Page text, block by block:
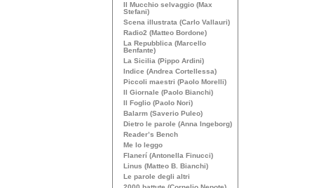
Il Mucchio selvaggio (Max
Stefani)
Scena illustrata (Carlo Vallauri)
Radio2 (Matteo Bordone)
La Repubblica (Marcello
Benfante)
La Sicilia (Pippo Ardini)
Indice (Andrea Cortellessa)
Piccoli maestri (Paolo Morelli)
Il Giornale (Paolo Bianchi)
Il Foglio (Paolo Nori)
Balarm (Saverio Puleo)
Dietro le parole (Anna Ingeborg)
Reader’s Bench
Me lo leggo
Flanerí (Antonella Finucci)
Linus (Matteo B. Bianchi)
Le parole degli altri